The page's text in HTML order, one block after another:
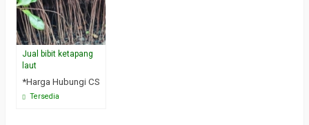
Jual bibit ketapang
laut
*Harga Hubungi CS
Tersedia